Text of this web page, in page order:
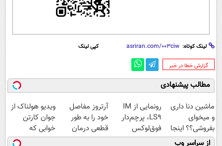
لینک کوتاه: کپی لینک
‌گزارش خطا در خبر
مطالب پیشنهادی
ماشین دنا داری
و میخوای
بفروشی؟؟ اینجا
راحت و سریع
رونمایی از IM
LS9، پرچم‌دار
فوق‌لوکس
EREV وارد بازار
آرتروز مفاصل
خود را به طور
قطعی درمان
کنید!
ویدیو هولناک از
جوان کارتن
خوابی که
میلیاردر شد.
از سراسر وب